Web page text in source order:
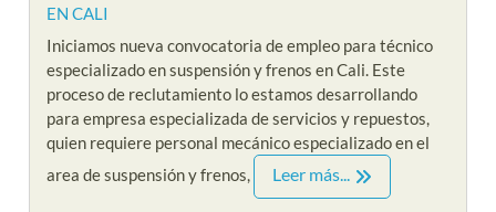
EN CALI
Iniciamos nueva convocatoria de empleo para técnico
especializado en suspensión y frenos en Cali. Este
proceso de reclutamiento lo estamos desarrollando
para empresa especializada de servicios y repuestos,
quien requiere personal mecánico especializado en el
area de suspensión y frenos,
Leer más...